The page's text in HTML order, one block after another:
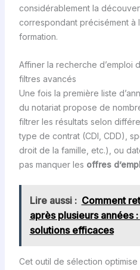
considérablement la
correspondant précisément à
formation.
Affiner la recherche d’emploi
filtres avancés
Une fois la première liste
du notariat propose de
filtrer les résultats selon
type de contrat (CDI, CDD),
droit de la famille, etc.), ou
pas manquer les offres
Lire aussi : Comment
après plusieurs années
solutions efficaces
Cet outil de sélection